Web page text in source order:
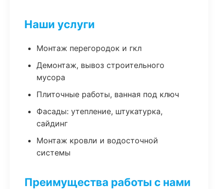
Наши услуги
Монтаж перегородок и гкл
Демонтаж, вывоз строительного
мусора
Плиточные работы, ванная под ключ
Фасады: утепление, штукатурка,
сайдинг
Монтаж кровли и водосточной
системы
Преимущества работы с нами